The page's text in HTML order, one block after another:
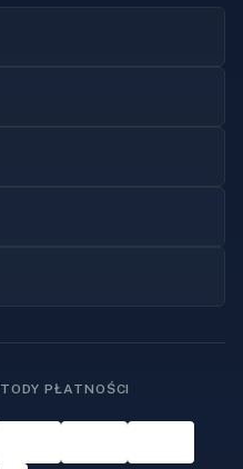
PŁATNOŚCI